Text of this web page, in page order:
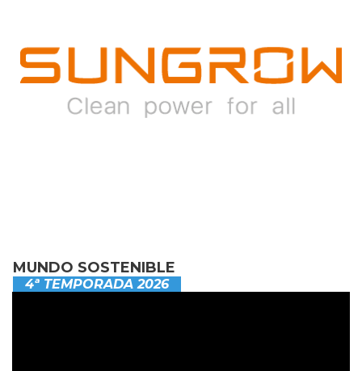
MUNDO SOSTENIBLE
4ª TEMPORADA 2026